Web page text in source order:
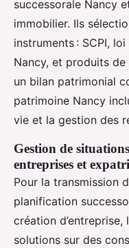
successorale Nancy
immobilier. Ils
instruments : SCPI,
Nancy, et produits
un bilan patrimonial
patrimoine Nancy
vie et la gestion des
Gestion de
entreprises et
Pour la transmission
planification
création
solutions sur des